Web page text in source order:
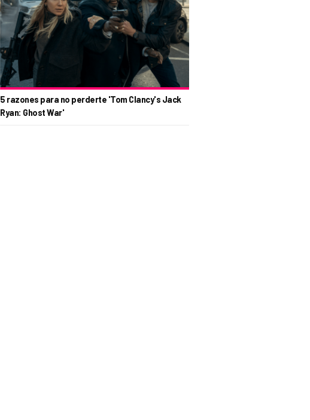
5 razones para no perderte 'Tom Clancy's Jack
Ryan: Ghost War'